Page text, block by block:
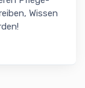
Wissen